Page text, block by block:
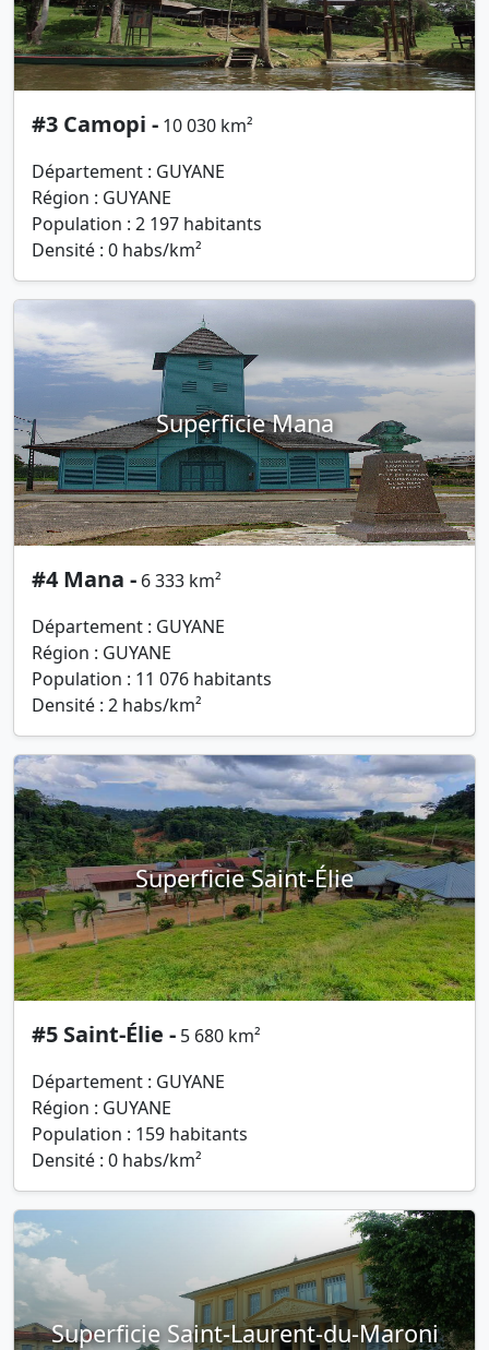
#3 Camopi - 10 030 km²
Département : GUYANE
Région : GUYANE
Population : 2 197 habitants
Densité : 0 habs/km²
Superficie Mana
#4 Mana - 6 333 km²
Département : GUYANE
Région : GUYANE
Population : 11 076 habitants
Densité : 2 habs/km²
Superficie Saint-Élie
#5 Saint-Élie - 5 680 km²
Département : GUYANE
Région : GUYANE
Population : 159 habitants
Densité : 0 habs/km²
Superficie Saint-Laurent-du-Maroni